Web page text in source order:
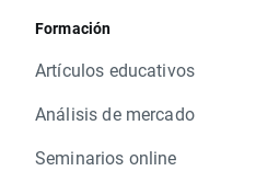
Formación
Artículos educativos
Análisis de mercado
Seminarios online